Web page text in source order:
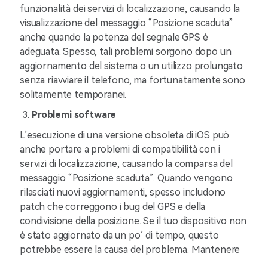
funzionalità dei servizi di localizzazione, causando la
visualizzazione del messaggio “Posizione scaduta”
anche quando la potenza del segnale GPS è
adeguata. Spesso, tali problemi sorgono dopo un
aggiornamento del sistema o un utilizzo prolungato
senza riavviare il telefono, ma fortunatamente sono
solitamente temporanei.
Problemi software
L’esecuzione di una versione obsoleta di iOS può
anche portare a problemi di compatibilità con i
servizi di localizzazione, causando la comparsa del
messaggio “Posizione scaduta”. Quando vengono
rilasciati nuovi aggiornamenti, spesso includono
patch che correggono i bug del GPS e della
condivisione della posizione. Se il tuo dispositivo non
è stato aggiornato da un po’ di tempo, questo
potrebbe essere la causa del problema. Mantenere